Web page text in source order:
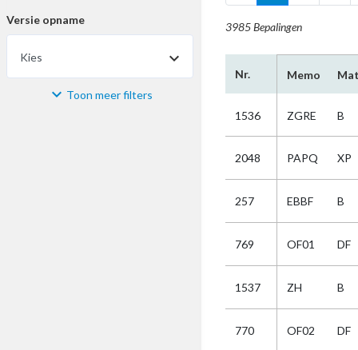
Versie opname
Kies
Materiaal Toon meer filters
3985 Bepalingen
Nr. Memo
1536 ZGRE B
2048 PAPQ XP
257 EBBF B
769 OF01 DF
1537 ZH B
770 OF02 DF